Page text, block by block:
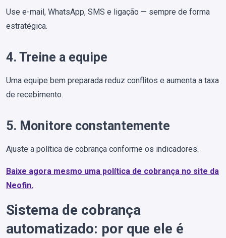
Use e-mail, WhatsApp, SMS e ligação — sempre de forma
estratégica.
4. Treine a equipe
Uma equipe bem preparada reduz conflitos e aumenta a taxa
de recebimento.
5. Monitore constantemente
Ajuste a política de cobrança conforme os indicadores.
Baixe agora mesmo uma política de cobrança no site da
Neofin.
Sistema de cobrança
automatizado: por que ele é